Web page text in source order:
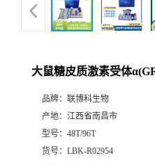
大鼠糖皮质激素受体
品牌： 联博科生物
产地： 江西省南昌市
型号： 48T/96T
货号： LBK-R02954